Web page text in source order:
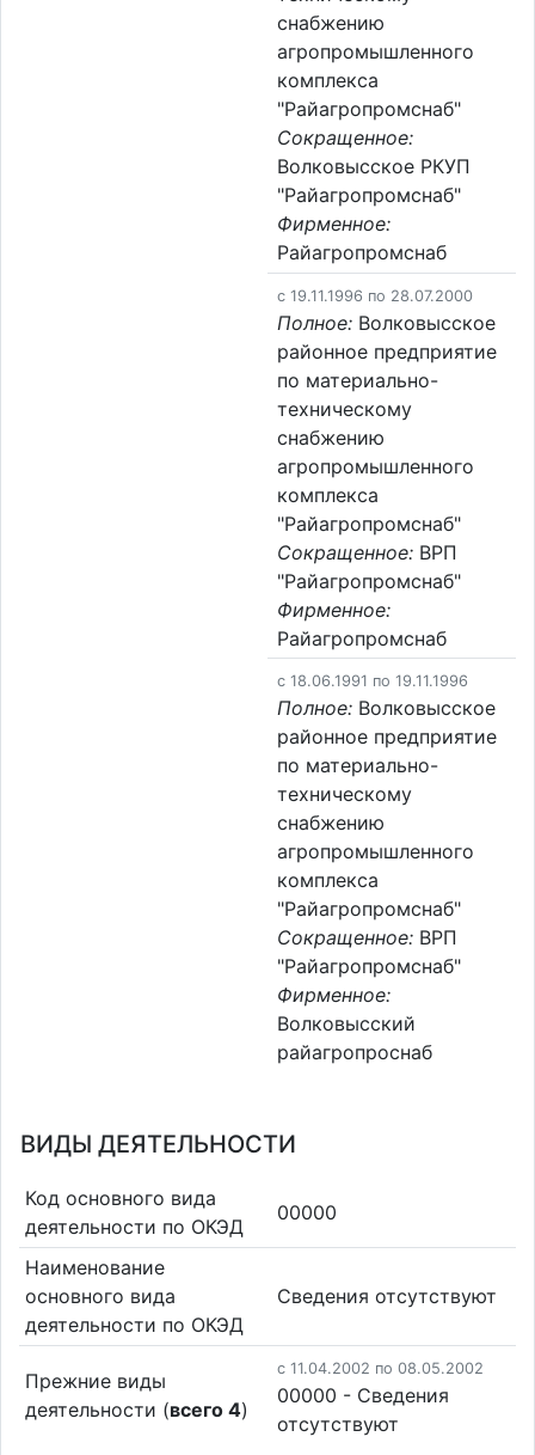
снабжению
агропромышленного
комплекса
"Райагропромснаб"
Сокращенное:
Волковысское РКУП
"Райагропромснаб"
Фирменное:
Райагропромснаб
c 19.11.1996 по 28.07.2000
Полное: Волковысское
районное предприятие
по материально-
техническому
снабжению
агропромышленного
комплекса
"Райагропромснаб"
Сокращенное: ВРП
"Райагропромснаб"
Фирменное:
Райагропромснаб
c 18.06.1991 по 19.11.1996
Полное: Волковысское
районное предприятие
по материально-
техническому
снабжению
агропромышленного
комплекса
"Райагропромснаб"
Сокращенное: ВРП
"Райагропромснаб"
Фирменное:
Волковысский
райагропроснаб
ВИДЫ ДЕЯТЕЛЬНОСТИ
Код основного вида
деятельности по ОКЭД
00000
Наименование
основного вида
деятельности по ОКЭД
Cведения отсутствуют
Прежние виды
деятельности (всего 4)
c 11.04.2002 по 08.05.2002
00000 - Cведения
отсутствуют